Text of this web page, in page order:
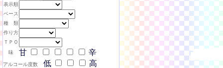
表示順
ベース
種 類
作り方
ＴＰＯ
味
甘 辛
アルコール度数 低
高